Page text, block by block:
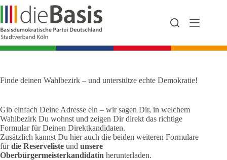
Zum
springen
Finde deinen Wahlbezirk – und unterstütze echte Demokratie!
Gib einfach Deine Adresse ein – wir sagen Dir, in welchem
Wahlbezirk Du wohnst und zeigen Dir direkt das richtige
Formular für Deinen Direktkandidaten.
Zusätzlich kannst Du hier auch die beiden weiteren Formulare
fürdie Reserveliste und unsere
Oberbürgermeisterkandidatin herunterladen.